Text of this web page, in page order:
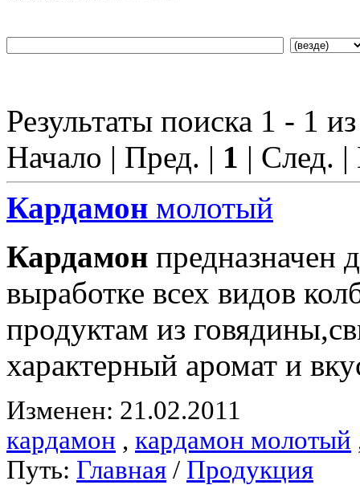
Результаты поиска 1 - 1
Начало | Пред. | 1 | След.
Кардамон молотый
Кардамон предназначен
выработке всех видов
продуктам из
характерный аромат и
Изменен: 21.02.2011
кардамон , кардамон молотый
Путь: Главная / Продукция